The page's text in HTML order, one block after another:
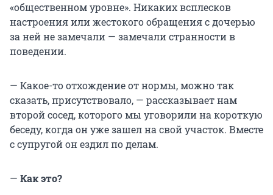
«общественном уровне». Никаких всплесков
настроения или жестокого обращения с дочерью
за ней не замечали — замечали странности в
поведении.
— Какое-то отхождение от нормы, можно так
сказать, присутствовало, — рассказывает нам
второй сосед, которого мы уговорили на короткую
беседу, когда он уже зашел на свой участок. Вместе
с супругой он ездил по делам.
— Как это?